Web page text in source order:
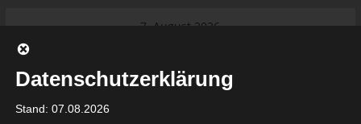
7. August 2026
beginnt am 22. und 23. August
2026 (Update)
Datenschutzerklärung
Stand: 07.08.2026